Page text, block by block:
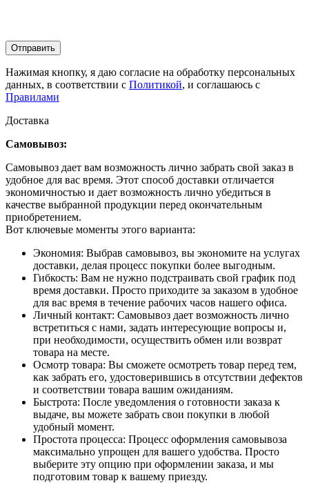
Отправить
Нажимая кнопку, я даю согласие на обработку персональных
данных, в соответствии с Политикой, и соглашаюсь с
Правилами
Доставка
Самовывоз:
Самовывоз дает вам возможность лично забрать свой заказ в
удобное для вас время. Этот способ доставки отличается
экономичностью и дает возможность лично убедиться в
качестве выбранной продукции перед окончательным
приобретением.
Вот ключевые моменты этого варианта:
Экономия: Выбрав самовывоз, вы экономите на услугах
доставки, делая процесс покупки более выгодным.
Гибкость: Вам не нужно подстраивать свой график под
время доставки. Просто приходите за заказом в удобное
для вас время в течение рабочих часов нашего офиса.
Личный контакт: Самовывоз дает возможность лично
встретиться с нами, задать интересующие вопросы и,
при необходимости, осуществить обмен или возврат
товара на месте.
Осмотр товара: Вы сможете осмотреть товар перед тем,
как забрать его, удостоверившись в отсутствии дефектов
и соответствии товара вашим ожиданиям.
Быстрота: После уведомления о готовности заказа к
выдаче, вы можете забрать свои покупки в любой
удобный момент.
Простота процесса: Процесс оформления самовывоза
максимально упрощен для вашего удобства. Просто
выберите эту опцию при оформлении заказа, и мы
подготовим товар к вашему приезду.